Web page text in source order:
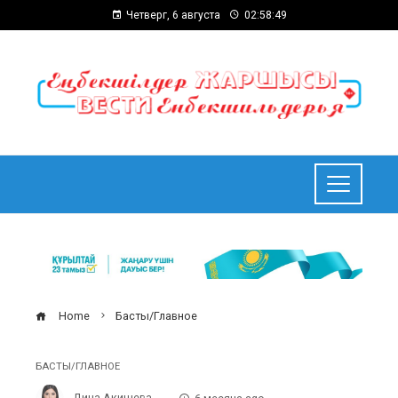
Четверг, 6 августа 02:58:50
Home Басты/Главное
БАСТЫ/ГЛАВНОЕ